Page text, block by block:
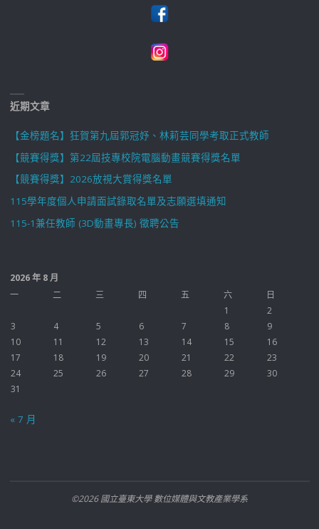
近期文章
【金榜題名】狂賀第九屆郭冠妤、林莉芸同學考取正式教師
【競賽得獎】第22屆技專校院電腦動畫競賽得獎名單
【競賽得獎】2026放視大賞得獎名單
115學年度個人申請面試錄取名單及志願選填通知
115-1兼任教師 (3D動畫專長) 徵聘公告
2026 年 8 月
一
二 三 四 五 六
日
1
2
3
4 5 6 7 8
9
10
11 12 13 14 15
16
17
18 19 20 21 22
23
24
25 26 27 28 29
30
31
« 7 月
©2026 國立臺東大學 數位媒體與文教產業學系